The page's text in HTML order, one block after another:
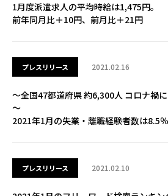
1月度派遣求人の平均時給は1,475円。
前年同月比＋10円、前月比＋21円
プレスリリース 2021.02.16
～全国47都道府県 約6,300人 コロナ禍
～
2021年1月の失業・離職経験者数は8.5％
プレスリリース 2021.02.10